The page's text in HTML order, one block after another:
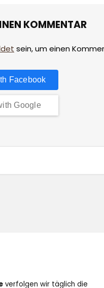
KOMMENTAR
sein, um einen
Facebook
Google
verfolgen wir täglich die